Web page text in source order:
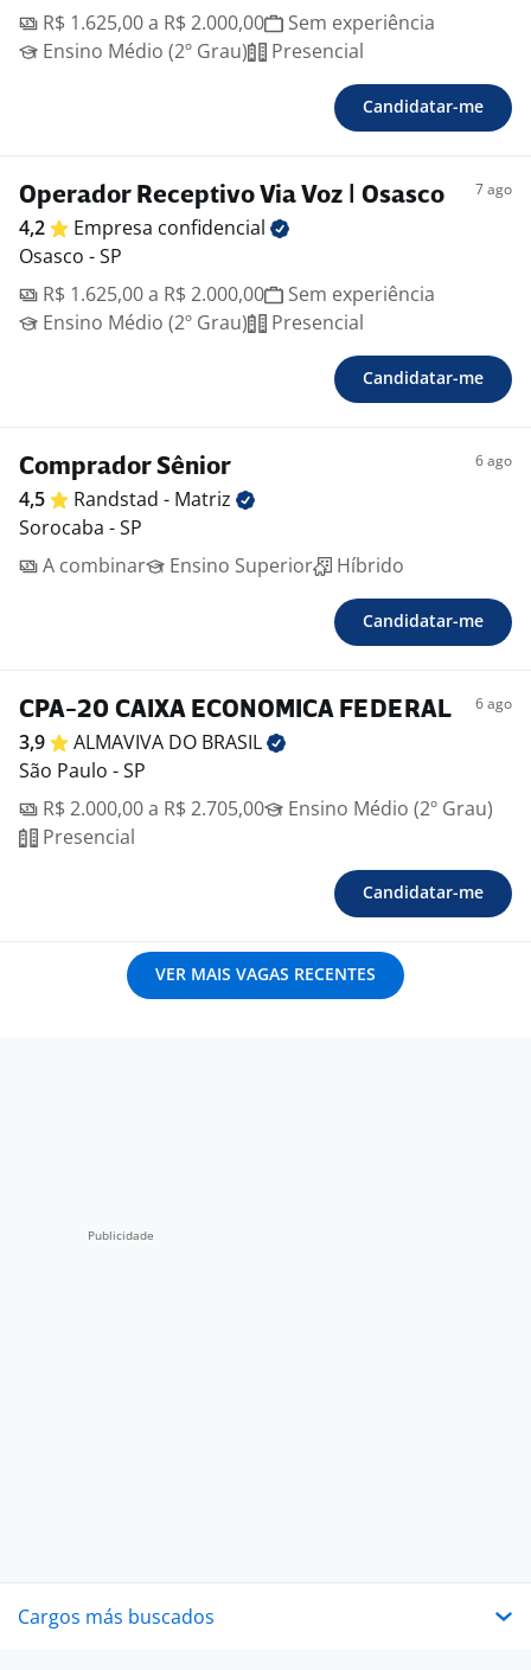
R$ 1.625,00 a R$ 2.000,00
Sem experiência
Ensino Médio (2º Grau)
Presencial
Candidatar-me
Operador Receptivo Via Voz | Osasco 7 ago
4,2 Empresa confidencial
Osasco - SP
R$ 1.625,00 a R$ 2.000,00
Sem experiência
Ensino Médio (2º Grau)
Presencial
Candidatar-me
Comprador Sênior 6 ago
4,5 Randstad - Matriz
Sorocaba - SP
A combinar
Ensino Superior Híbrido
Candidatar-me
CPA-20 CAIXA ECONOMICA FEDERAL 6 ago
3,9 ALMAVIVA DO BRASIL
São Paulo - SP
R$ 2.000,00 a R$ 2.705,00
Ensino Médio (2º Grau)
Presencial
Candidatar-me
VER MAIS VAGAS RECENTES
Cargos más buscados